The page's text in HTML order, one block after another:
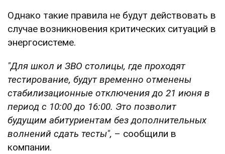
Однако такие правила не будут действовать в
случае возникновения критических ситуаций в
энергосистеме.
"Для школ и ЗВО столицы, где проходят
тестирование, будут временно отменены
стабилизационные отключения до 21 июня в
период с 10:00 до 16:00. Это позволит
будущим абитуриентам без дополнительных
волнений сдать тесты", – сообщили в
компании.